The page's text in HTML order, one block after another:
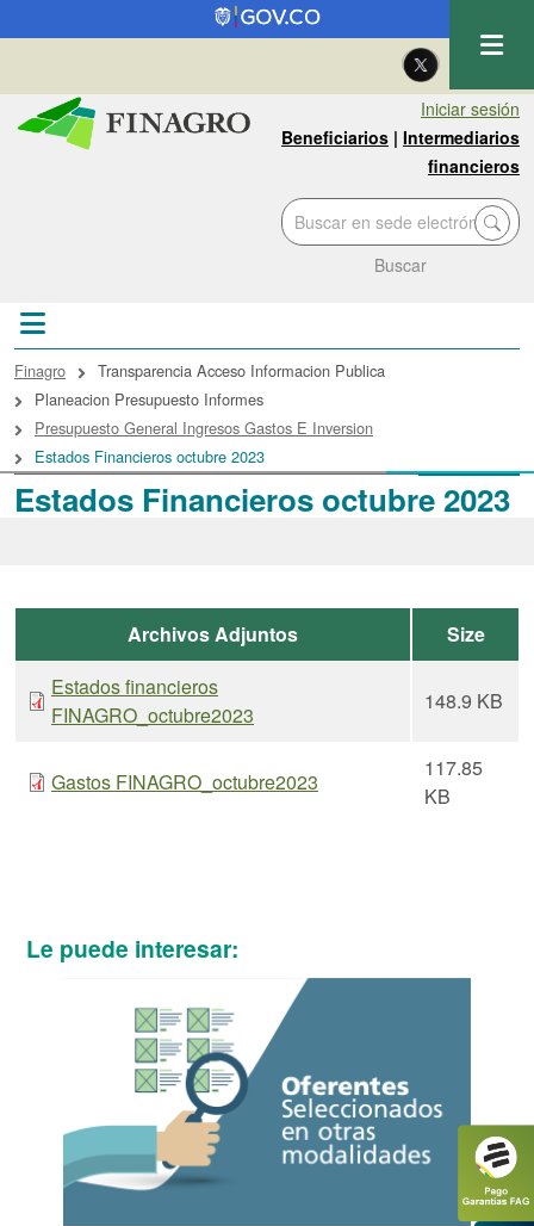
Pasar al contenido principal
| Eng
Iniciar sesión
Beneficiarios | Intermediarios
financieros
Buscar
Estados Financieros octubre 2023
enlaces de ayuda a la
Finagro
Transparencia Acceso Informacion Publica
Planeacion Presupuesto Informes
Presupuesto General Ingresos Gastos E Inversion
Estados Financieros octubre 2023
Archivos Adjuntos
Size
Estados financieros
FINAGRO_octubre2023
148.9 KB
Gastos FINAGRO_octubre2023
117.85
KB
Le puede interesar: